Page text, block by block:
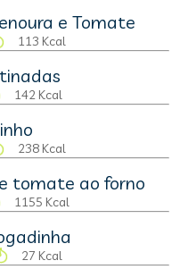
e Tomate
113 Kcal
142 Kcal
238 Kcal
tomate ao forno
1155 Kcal
27 Kcal